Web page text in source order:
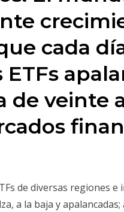
cada
de veinte
de diversas regiones
a la baja y